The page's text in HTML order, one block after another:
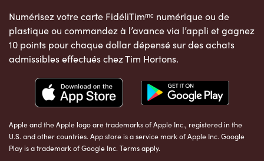
Numérisez votre carte FidéliTimᵐᶜ numérique ou de
plastique ou commandez à l’avance via l’appli et gagnez
10 points pour chaque dollar dépensé sur des achats
admissibles effectués chez Tim Hortons.
Apple and the Apple logo are trademarks of Apple Inc., registered in the
U.S. and other countries. App store is a service mark of Apple Inc. Google
Play is a trademark of Google Inc. Terms apply.